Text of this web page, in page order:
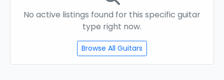
No active listings found for this specific guitar
type right now.
Browse All Guitars